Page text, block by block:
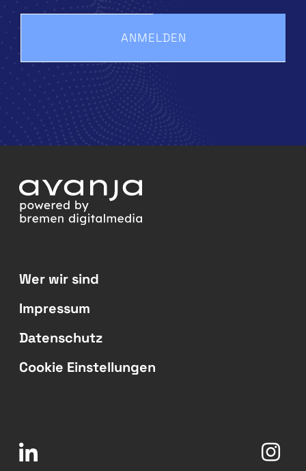
ANMELDEN
Wer wir sind
Impressum
Datenschutz
Cookie Einstellungen